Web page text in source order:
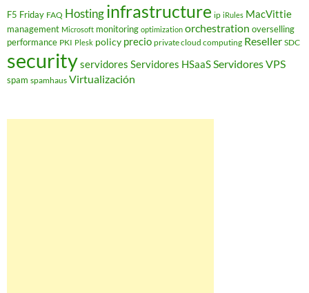
F5 Friday FAQ Hostinginfrastructure ip iRules MacVittie
management Microsoft monitoring optimization orchestration overselling
performance PKI Plesk policy precio private cloud computing Reseller SDC
securityservidores Servidores HSaaSServidores VPS
spam spamhaus Virtualización